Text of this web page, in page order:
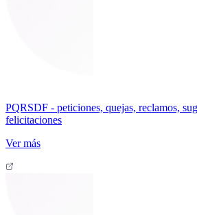
PQRSDF - peticiones, quejas, reclamos,
felicitaciones
Ver más